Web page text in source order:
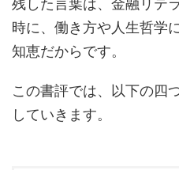
残した言葉は、金融リテ
時に、働き方や人生哲学
知恵だからです。
この書評では、以下の四
していきます。